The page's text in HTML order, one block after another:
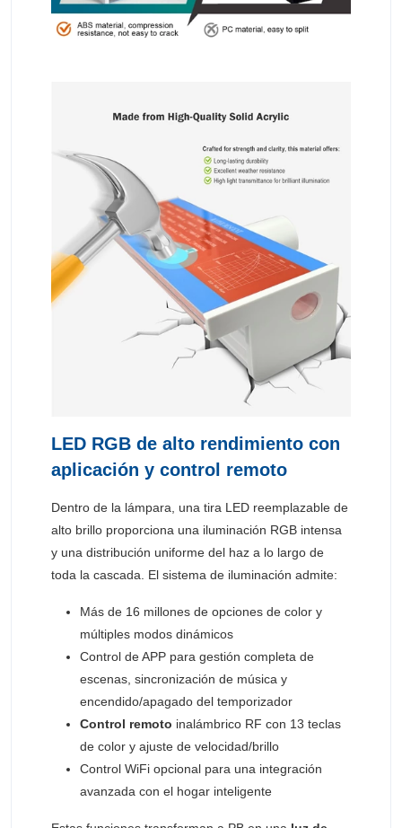
LED RGB de alto rendimiento con
aplicación y control remoto
Dentro de la lámpara, una tira LED reemplazable de
alto brillo proporciona una iluminación RGB intensa
y una distribución uniforme del haz a lo largo de
toda la cascada. El sistema de iluminación admite:
Más de 16 millones de opciones de color y
múltiples modos dinámicos
Control de APP para gestión completa de
escenas, sincronización de música y
encendido/apagado del temporizador
Control remoto inalámbrico RF con 13 teclas
de color y ajuste de velocidad/brillo
Control WiFi opcional para una integración
avanzada con el hogar inteligente